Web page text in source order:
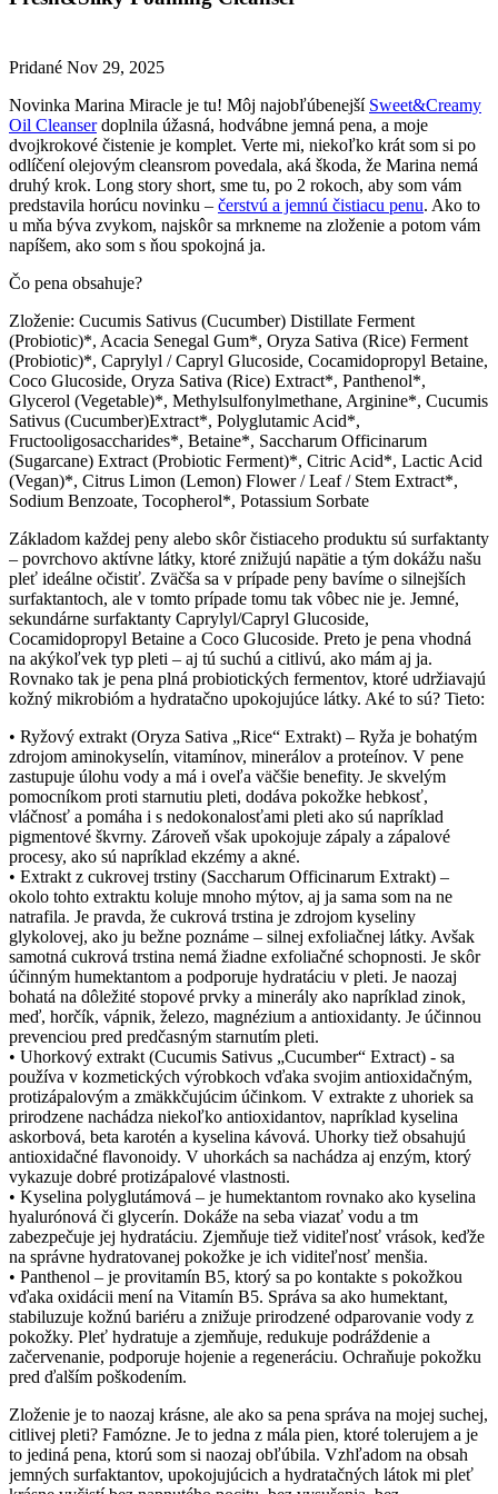
Pridané Nov 29, 2025
Novinka Marina Miracle je tu! Môj najobľúbenejší Sweet&Creamy
Oil Cleanserdoplnila úžasná, hodvábne jemná pena, a moje
dvojkrokové čistenie je komplet. Verte mi, niekoľko krát som si po
odlíčení olejovým cleansrom povedala, aká škoda, že Marina nemá
druhý krok. Long story short, sme tu, po 2 rokoch, aby som vám
predstavila horúcu novinku – čerstvú a jemnú čistiacu penu. Ako to
u mňa býva zvykom, najskôr sa mrkneme na zloženie a potom vám
napíšem, ako som s ňou spokojná ja.
Čo pena obsahuje?
Zloženie: Cucumis Sativus (Cucumber) Distillate Ferment
(Probiotic)*, Acacia Senegal Gum*, Oryza Sativa (Rice) Ferment
(Probiotic)*, Caprylyl / Capryl Glucoside, Cocamidopropyl Betaine,
Coco Glucoside, Oryza Sativa (Rice) Extract*, Panthenol*,
Glycerol (Vegetable)*, Methylsulfonylmethane, Arginine*, Cucumis
Sativus (Cucumber)Extract*, Polyglutamic Acid*,
Fructooligosaccharides*, Betaine*, Saccharum Officinarum
(Sugarcane) Extract (Probiotic Ferment)*, Citric Acid*, Lactic Acid
(Vegan)*, Citrus Limon (Lemon) Flower / Leaf / Stem Extract*,
Sodium Benzoate, Tocopherol*, Potassium Sorbate
Základom každej peny alebo skôr čistiaceho produktu sú surfaktanty
– povrchovo aktívne látky, ktoré znižujú napätie a tým dokážu našu
pleť ideálne očistiť. Zväčša sa v prípade peny bavíme o silnejších
surfaktantoch, ale v tomto prípade tomu tak vôbec nie je. Jemné,
sekundárne surfaktanty Caprylyl/Capryl Glucoside,
Cocamidopropyl Betaine a Coco Glucoside. Preto je pena vhodná
na akýkoľvek typ pleti – aj tú suchú a citlivú, ako mám aj ja.
Rovnako tak je pena plná probiotických fermentov, ktoré udržiavajú
kožný mikrobióm a hydratačno upokojujúce látky. Aké to sú? Tieto:
• Ryžový extrakt (Oryza Sativa „Rice“ Extrakt) – Ryža je bohatým
zdrojom aminokyselín, vitamínov, minerálov a proteínov. V pene
zastupuje úlohu vody a má i oveľa väčšie benefity. Je skvelým
pomocníkom proti starnutiu pleti, dodáva pokožke hebkosť,
vláčnosť a pomáha i s nedokonalosťami pleti ako sú napríklad
pigmentové škvrny. Zároveň však upokojuje zápaly a zápalové
procesy, ako sú napríklad ekzémy a akné.
• Extrakt z cukrovej trstiny (Saccharum Officinarum Extrakt) –
okolo tohto extraktu koluje mnoho mýtov, aj ja sama som na ne
natrafila. Je pravda, že cukrová trstina je zdrojom kyseliny
glykolovej, ako ju bežne poznáme – silnej exfoliačnej látky. Avšak
samotná cukrová trstina nemá žiadne exfoliačné schopnosti. Je skôr
účinným humektantom a podporuje hydratáciu v pleti. Je naozaj
bohatá na dôležité stopové prvky a minerály ako napríklad zinok,
meď, horčík, vápnik, železo, magnézium a antioxidanty. Je účinnou
prevenciou pred predčasným starnutím pleti.
• Uhorkový extrakt (Cucumis Sativus „Cucumber“ Extract) - sa
používa v kozmetických výrobkoch vďaka svojim antioxidačným,
protizápalovým a zmäkkčujúcim účinkom. V extrakte z uhoriek sa
prirodzene nachádza niekoľko antioxidantov, napríklad kyselina
askorbová, beta karotén a kyselina kávová. Uhorky tiež obsahujú
antioxidačné flavonoidy. V uhorkách sa nachádza aj enzým, ktorý
vykazuje dobré protizápalové vlastnosti.
• Kyselina polyglutámová – je humektantom rovnako ako kyselina
hyalurónová či glycerín. Dokáže na seba viazať vodu a tm
zabezpečuje jej hydratáciu. Zjemňuje tiež viditeľnosť vrások, keďže
na správne hydratovanej pokožke je ich viditeľnosť menšia.
• Panthenol – je provitamín B5, ktorý sa po kontakte s pokožkou
vďaka oxidácii mení na Vitamín B5. Správa sa ako humektant,
stabiluzuje kožnú bariéru a znižuje prirodzené odparovanie vody z
pokožky. Pleť hydratuje a zjemňuje, redukuje podráždenie a
začervenanie, podporuje hojenie a regeneráciu. Ochraňuje pokožku
pred ďalším poškodením.
Zloženie je to naozaj krásne, ale ako sa pena správa na mojej suchej,
citlivej pleti? Famózne. Je to jedna z mála pien, ktoré tolerujem a je
to jediná pena, ktorú som si naozaj obľúbila. Vzhľadom na obsah
jemných surfaktantov, upokojujúcich a hydratačných látok mi pleť